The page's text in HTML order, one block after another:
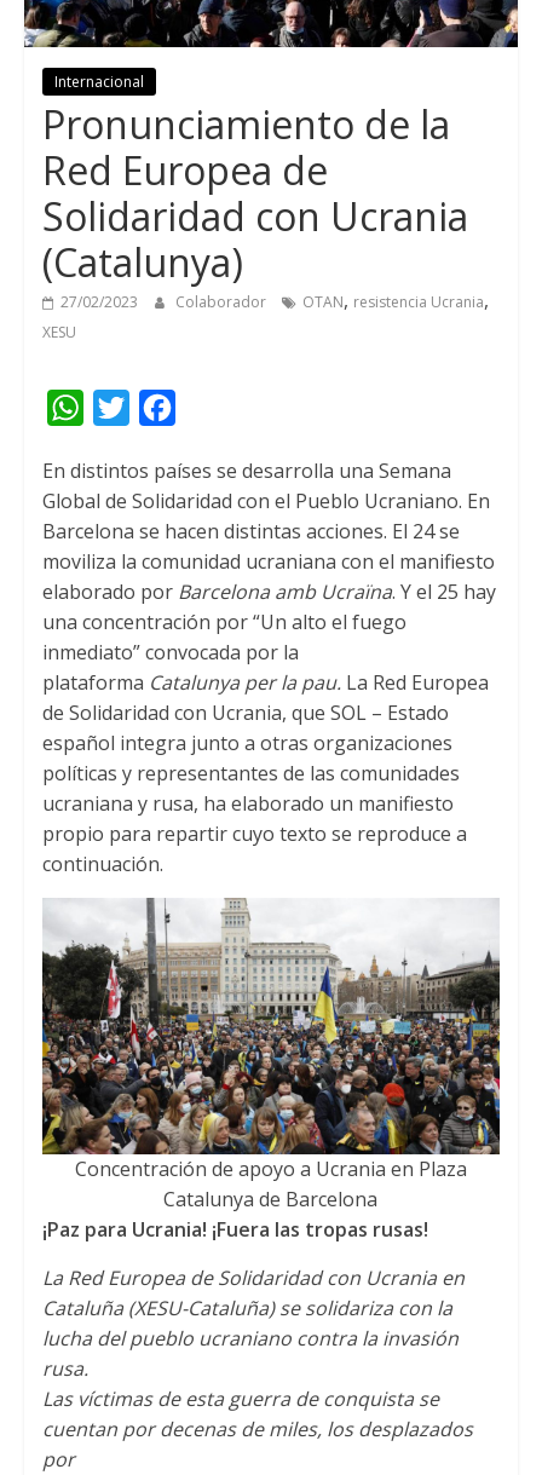
Internacional
Pronunciamiento de la
Red Europea de
Solidaridad con Ucrania
(Catalunya)
27/02/2023 Colaborador OTAN, resistencia Ucrania,
XESU
W
a
t
s
A
p
p
i
t
t
e
r
c
e
b
o
o
k
En distintos países se desarrolla una Semana
Global de Solidaridad con el Pueblo Ucraniano. En
Barcelona se hacen distintas acciones. El 24 se
moviliza la comunidad ucraniana con el manifiesto
elaborado por Barcelona amb Ucraïna. Y el 25 hay
una concentración por “Un alto el fuego
inmediato” convocada por la
plataforma Catalunya per la pau.La Red Europea
de Solidaridad con Ucrania, que SOL – Estado
español integra junto a otras organizaciones
políticas y representantes de las comunidades
ucraniana y rusa, ha elaborado un manifiesto
propio para repartir cuyo texto se reproduce a
continuación.
Concentración de apoyo a Ucrania en Plaza
Catalunya de Barcelona
¡Paz para Ucrania! ¡Fuera las tropas rusas!
La Red Europea de Solidaridad con Ucrania en
Cataluña (XESU-Cataluña) se solidariza con la
lucha del pueblo ucraniano contra la invasión
rusa.
Las víctimas de esta guerra de conquista se
cuentan por decenas de miles, los desplazados
por